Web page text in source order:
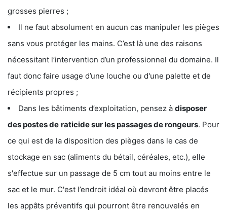
grosses pierres ;
Il ne faut absolument en aucun cas manipuler les pièges
sans vous protéger les mains. C’est là une des raisons
nécessitant l’intervention d’un professionnel du domaine. Il
faut donc faire usage d’une louche ou d'une palette et de
récipients propres ;
Dans les bâtiments d’exploitation, pensez à disposer
des postes de raticide sur les passages de rongeurs. Pour
ce qui est de la disposition des pièges dans le cas de
stockage en sac (aliments du bétail, céréales, etc.), elle
s'effectue sur un passage de 5 cm tout au moins entre le
sac et le mur. C'est l’endroit idéal où devront être placés
les appâts préventifs qui pourront être renouvelés en